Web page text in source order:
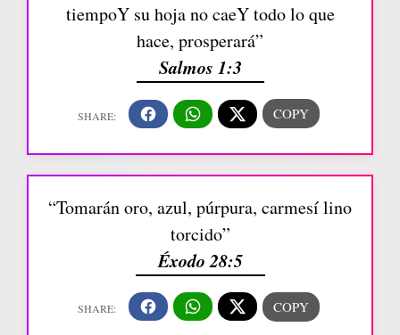
tiempoY su hoja no caeY todo lo que
hace, prosperará”
Salmos 1:3
“Tomarán oro, azul, púrpura, carmesí lino
torcido”
Éxodo 28:5